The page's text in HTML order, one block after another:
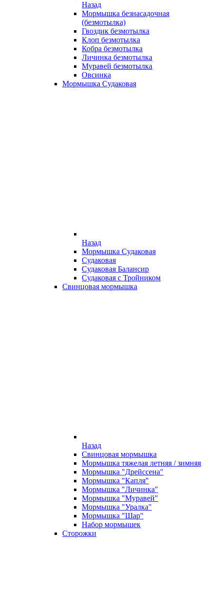
Назад
Мормышка безнасадочная
(безмотылка)
Гвоздик безмотылка
Клоп безмотылка
Кобра безмотылка
Личинка безмотылка
Муравей безмотылка
Овсинка
Мормышка Судаковая
Назад
Мормышка Судаковая
Судаковая
Судаковая Балансир
Судаковая с Тройником
Свинцовая мормышка
Назад
Свинцовая мормышка
Мормышка тяжелая летняя / зимняя
Мормышка "Дрейссена"
Мормышка "Капля"
Мормышка "Личинка"
Мормышка "Муравей"
Мормышка "Уралка"
Мормышка "Шар"
Набор мормышек
Сторожки